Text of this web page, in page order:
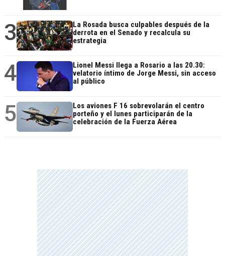
3
La Rosada busca culpables después de la
derrota en el Senado y recalcula su
estrategia
4
Lionel Messi llega a Rosario a las 20.30:
velatorio íntimo de Jorge Messi, sin acceso
al público
5
Los aviones F 16 sobrevolarán el centro
porteño y el lunes participarán de la
celebración de la Fuerza Aérea